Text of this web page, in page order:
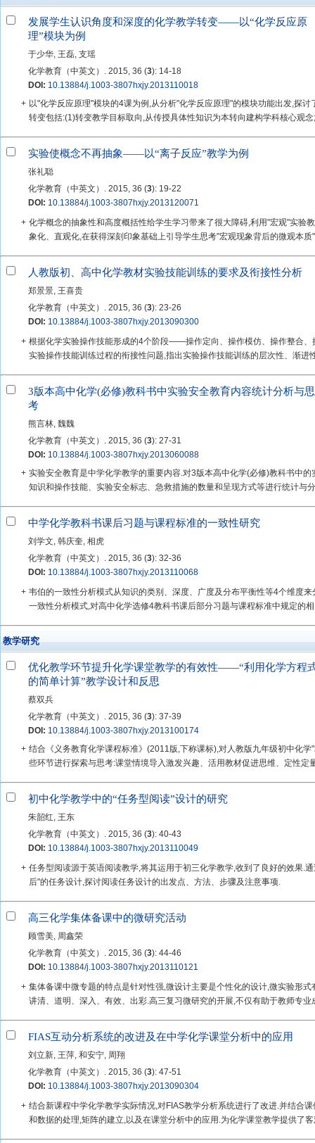
发展学生认识角度和深度的化学教学转变——以“化学反应原
理”模块为例
于少华, 王磊, 支瑶
化学教育（中英文）. 2015, 36 (3): 14-18
DOI: 10.13884/j.1003-3807hxjy.2013110018
+ 以"化学反应原理"模块的4课为例,从分析"化学反应原理"的模块功能出发,探
转变包括:(1)转变教学目标取向,从传授具体性知识为本转向建构学科核心观念
实验使概念不再抽象——以“离子反应”教学为例
张礼聪
化学教育（中英文）. 2015, 36 (3): 19-22
DOI: 10.13884/j.1003-3807hxjy.2013120071
+ 化学概念的抽象性和高度概括性给学生学习带来了很大障碍,利用"宏观"实验
象化、直观化,在获得深刻印象基础上引导学生思考"宏观现象背后的微观本质
人教版初、高中化学教材实验技能训练的要求及衔接性分析
郑景景, 王喜贵
化学教育（中英文）. 2015, 36 (3): 23-26
DOI: 10.13884/j.1003-3807hxjy.2013090300
+ 根据化学实验操作技能形成的4个阶段——操作定向、操作模仿、操作整合、
实验操作技能训练过程的衔接性问题,指出实验操作技能训练的层次性、渐进
3版本高中化学(必修)教科书中实验安全教育内容统计分析与思
考
熊言林, 魏魏
化学教育（中英文）. 2015, 36 (3): 27-31
DOI: 10.13884/j.1003-3807hxjy.2013060088
+ 实验安全教育是中学化学教学的重要内容.对3版本高中化学(必修)教科书中
知识和操作技能、实验安全标志、急救措施的数量和呈现方式等进行统计与
中学化学教科书课后习题与课程标准的一致性研究
刘学文, 韩庆奎, 相虎
化学教育（中英文）. 2015, 36 (3): 32-36
DOI: 10.13884/j.1003-3807hxjy.2013110068
+ 韦伯的一致性分析模式从知识的类别、深度、广度及分布平衡性等4个维度
一致性分析模式,对高中化学选修4教科书课后部分习题与课程标准中规定的
教学研究
优化教学环节提升化学课堂教学的有效性——“利用化学方程
的简单计算”教学设计和反思
蔡双兵
化学教育（中英文）. 2015, 36 (3): 37-39
DOI: 10.13884/j.1003-3807hxjy.2013100174
+ 结合《义务教育化学课程标准》(2011版,下称课标),对人教版九年级初中化
些环节进行探索与思考:课堂情境导入激发兴趣、活用教材促进思维、定性定
初中化学教学中的“任务型阅读”设计的研究
朱韶红, 王东
化学教育（中英文）. 2015, 36 (3): 40-43
DOI: 10.13884/j.1003-3807hxjy.2013110049
+ 任务型阅读源于英语阅读教学,将其运用于初三化学教学,收到了良好的效果.
后"的任务设计,探讨阅读任务设计的出发点、方法、步骤及注意事项.
高三化学集体备课中的微研究活动
顾雪美, 周鑫荣
化学教育（中英文）. 2015, 36 (3): 44-46
DOI: 10.13884/j.1003-3807hxjy.2013110121
+ 集体备课中微专题的特点是针对性强,微设计主要是个性化的设计,微实验形
讲清、道明、深入、有效、出彩.高三复习微研究的开展,不仅有助于教师专业
FIAS互动分析系统的改进及在中学化学课堂分析中的应用
刘立新, 王萍, 和安宁, 周翔
化学教育（中英文）. 2015, 36 (3): 47-51
DOI: 10.13884/j.1003-3807hxjy.2013090304
+ 结合新课程中学化学教学实际情况,对FIAS教学分析系统进行了改进.并结合
和数据的处理,矩阵的建立,以及在课堂分析中的应用.为化学课堂教学提供了